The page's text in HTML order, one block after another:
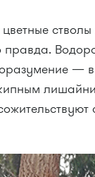
правда.
—